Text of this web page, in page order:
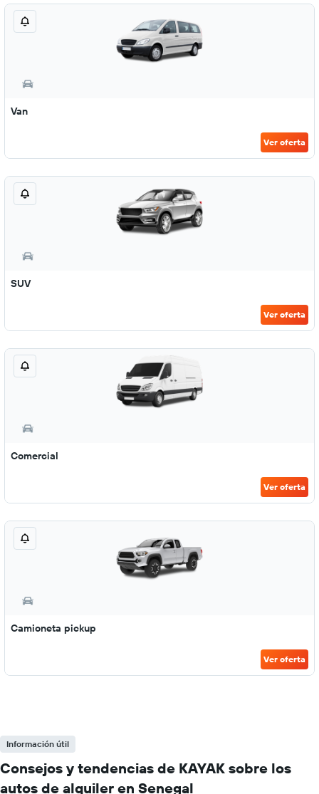
Van
Ver oferta
SUV
Ver oferta
Comercial
Ver oferta
Camioneta pickup
Ver oferta
Información útil
Consejos y tendencias de KAYAK sobre los
autos de alquiler en Senegal